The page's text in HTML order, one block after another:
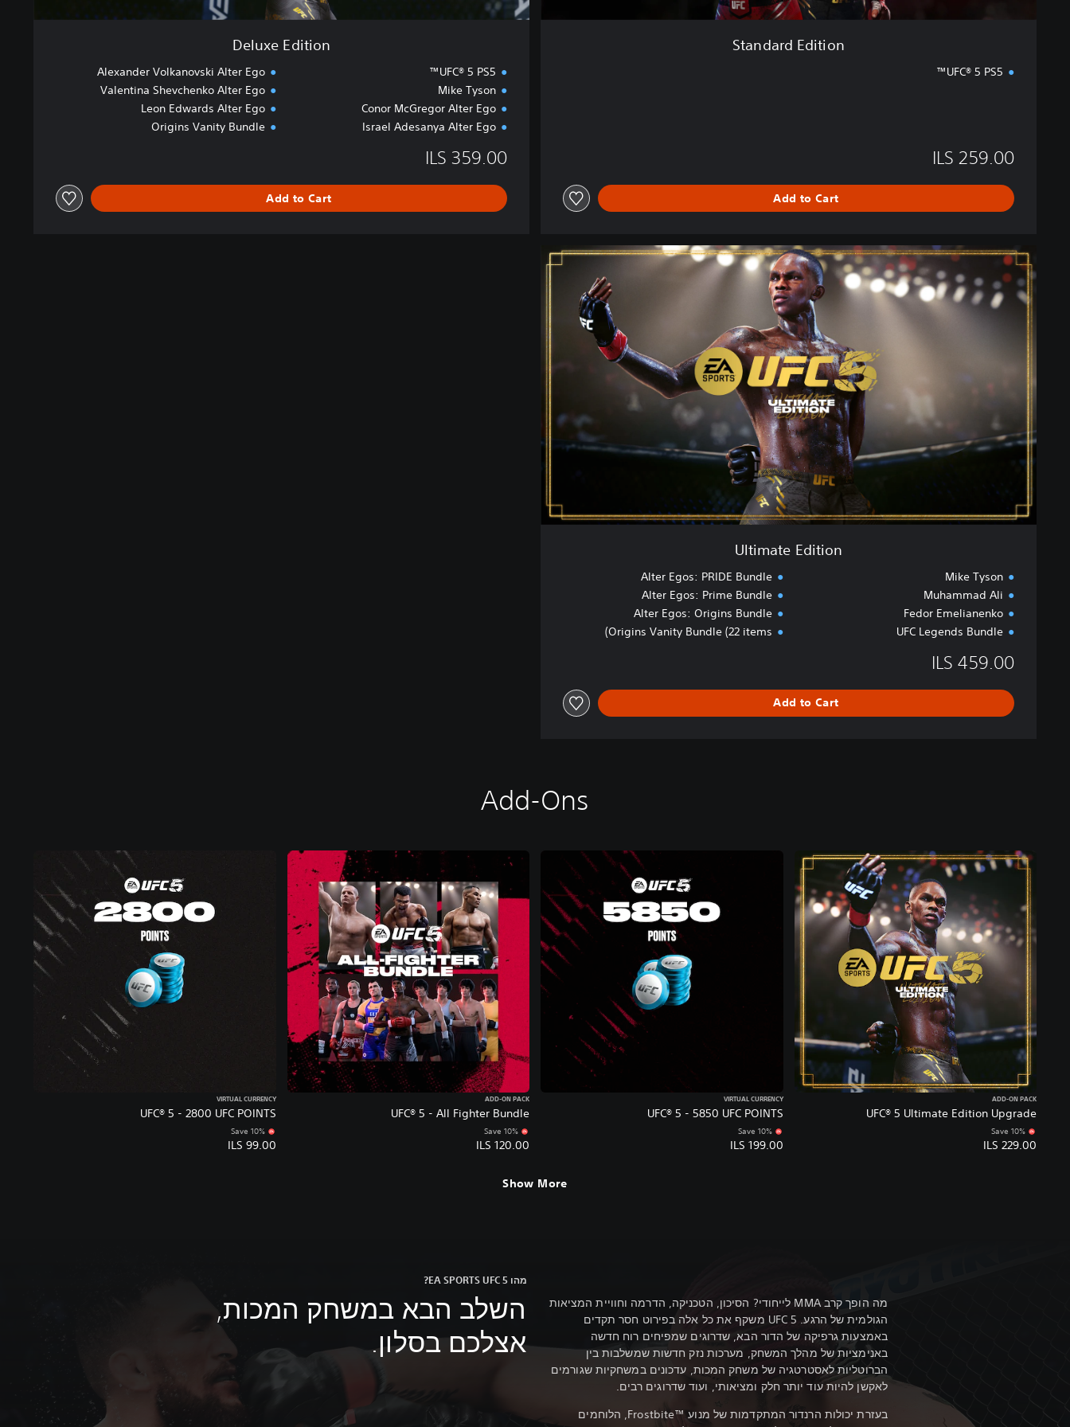
Standard Edition
UFC® 5 PS5™
ILS 259.00
Add to Cart
Deluxe Edition
UFC® 5 PS5™
Mike Tyson
Conor McGregor Alter Ego
Israel Adesanya Alter Ego
Alexander Volkanovski Alter Ego
Valentina Shevchenko Alter Ego
Leon Edwards Alter Ego
Origins Vanity Bundle
ILS 359.00
Add to Cart
U
l
m
E
t
o
n
Ultimate Edition
Mike Tyson
Muhammad Ali
Fedor Emelianenko
UFC Legends Bundle
Alter Egos: PRIDE Bundle
Alter Egos: Prime Bundle
Alter Egos: Origins Bundle
Origins Vanity Bundle (22 items)
ILS 459.00
Add to Cart
Add-Ons
UFC® 5 Ultimate Edition Upgrade
ADD-ON PACK
Save 10%
ILS 229.00
UFC® 5 - 5850 UFC POINTS
VIRTUAL CURRENCY
Save 10%
ILS 199.00
UFC® 5 - All Fighter Bundle
ADD-ON PACK
Save 10%
ILS 120.00
UFC® 5 - 2800 UFC POINTS
VIRTUAL CURRENCY
Save 10%
ILS 99.00
Show More
מהו EA SPORTS UFC 5?
השלב הבא במשחק המכות,
אצלכם בסלון.
מה הופך קרב MMA לייחודי? הסיכון, הטכניקה, הדרמה וחוויית המציאות
הגולמית של הרגע. UFC 5 משקף את כל אלה בפירוט חסר תקדים
באמצעות גרפיקה של הדור הבא, שדרוגים שמפיחים רוח חדשה
באנימציות של מהלך המשחק, מערכות נזק חדשות שמשלבות בין
הברוטליות לאסטרטגיה של משחק המכות, עדכונים במשחקיות שגורמים
לאקשן להיות עוד יותר חלק ומציאותי, ועוד שדרוגים רבים.
בעזרת יכולות הרנדור המתקדמות של מנוע Frostbite™‎, הלוחמים